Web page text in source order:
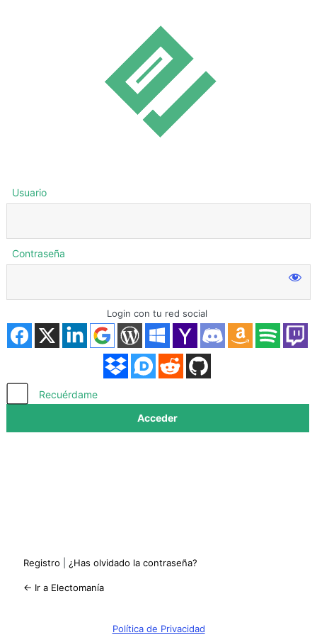
Acceder
Usuario
Contraseña
Login con tu red social
Recuérdame
Registro ¿Has olvidado la contraseña?
← Ir a Electomanía
Política de Privacidad